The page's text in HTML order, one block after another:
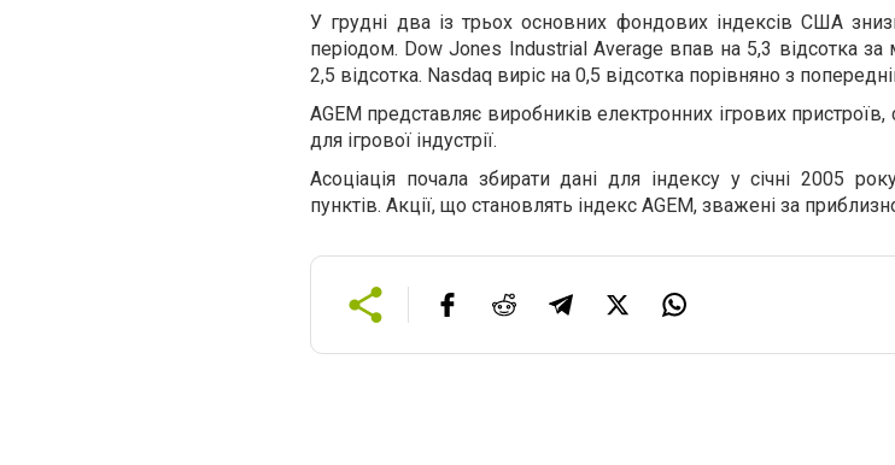
У грудні два із трьох основних фондових індексів США
періодом. Dow Jones Industrial Average впав на 5,3 відсотка за
2,5 відсотка. Nasdaq виріс на 0,5 відсотка порівняно з
AGEM представляє виробників електронних ігрових
для ігрової індустрії.
Асоціація почала збирати дані для індексу у січні 2005
пунктів. Акції, що становлять індекс AGEM, зважені за